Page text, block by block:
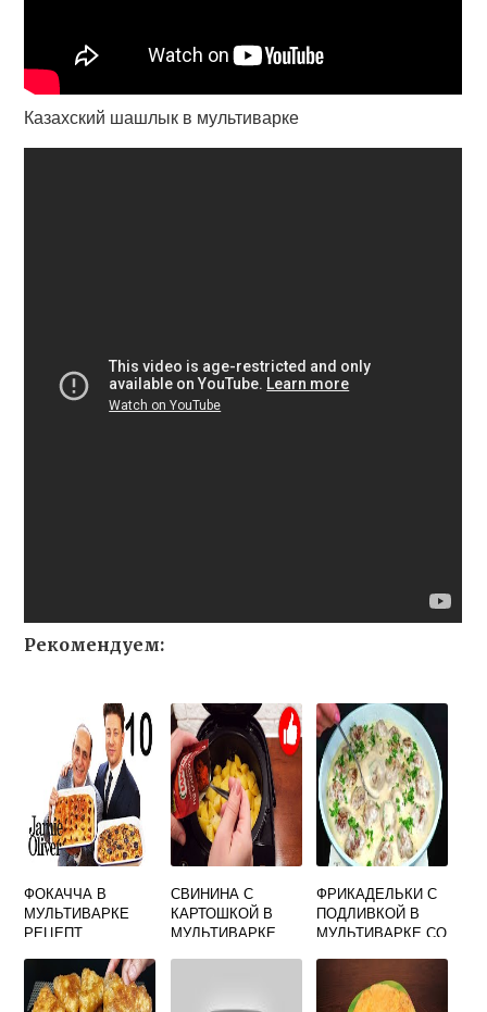
Казахский шашлык в мультиварке
Рекомендуем:
ФОКАЧЧА В
МУЛЬТИВАРКЕ
РЕЦЕПТ
СВИНИНА С
КАРТОШКОЙ В
МУЛЬТИВАРКЕ
ФРИКАДЕЛЬКИ С
ПОДЛИВКОЙ В
МУЛЬТИВАРКЕ СО